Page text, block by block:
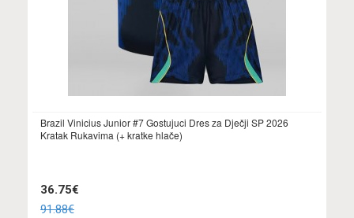
Brazil Vinicius Junior #7 Gostujuci Dres za Dječji SP 2026
Kratak Rukavima (+ kratke hlače)
36.75€
91.88€